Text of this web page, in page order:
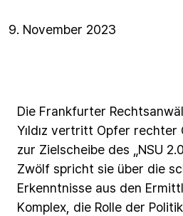
9. November 2023
Die Frankfurter
Yıldız vertritt Opfer rechter
zur Zielscheibe des „NSU
Zwölf spricht sie über die
Erkenntnisse aus den
Komplex, die Rolle der Politik